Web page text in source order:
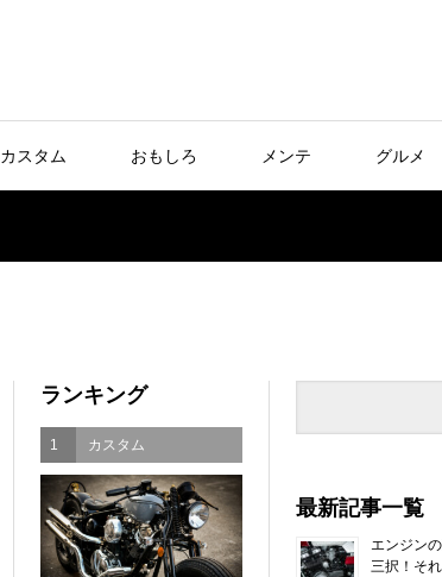
カスタム おもしろ メンテ グルメ
最新記事一覧
エンジン
三択！そ
ランキング
1 カスタム